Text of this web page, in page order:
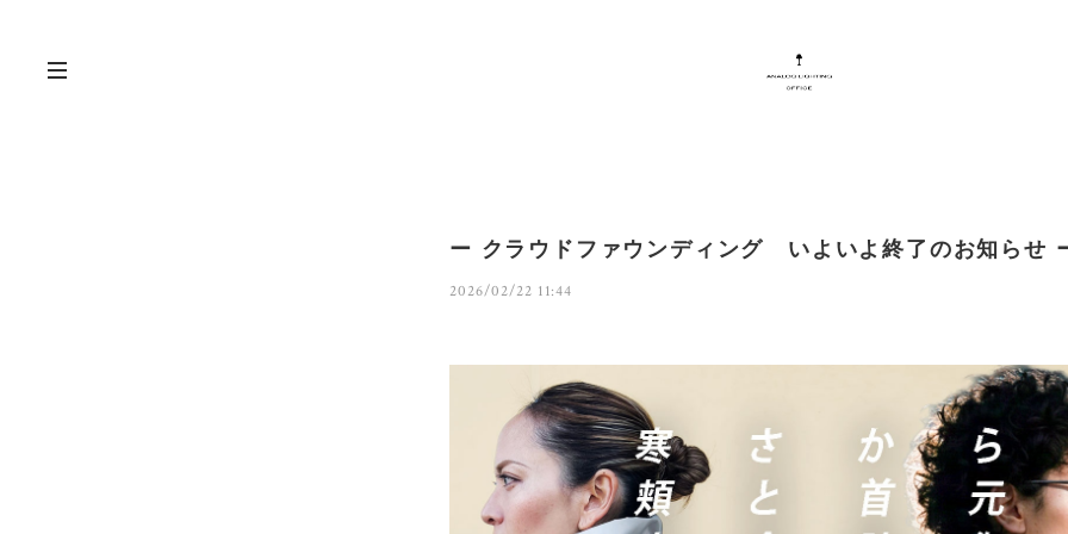
ー クラウドファウンディング いよいよ終了のお知らせ
2026/02/22 11:44